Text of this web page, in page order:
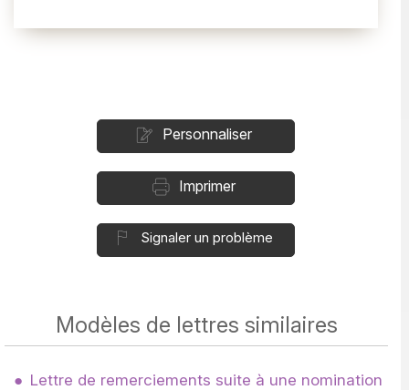
Personnaliser
Imprimer
Signaler un problème
Modèles de lettres similaires
Lettre de remerciements suite à une nomination